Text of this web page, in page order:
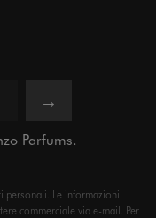
→
Parfums.
personali. Le informazioni
commerciale via e-mail. Per